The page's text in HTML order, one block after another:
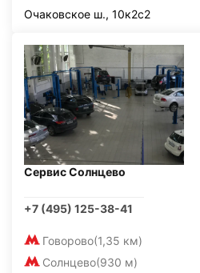
Очаковское ш., 10к2с2
Сервис Солнцево
+7 (495) 125-38-41
Говорово(1,35 км)
Солнцево(930 м)